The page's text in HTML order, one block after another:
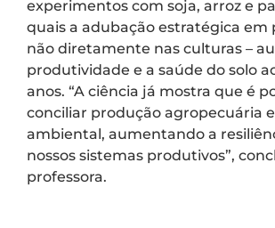
experimentos com soja, arroz e
quais a adubação estratégica em
não diretamente nas culturas –
produtividade e a saúde do solo
anos. “A ciência já mostra que é
conciliar produção agropecuária
ambiental, aumentando a
nossos sistemas produtivos”,
professora.